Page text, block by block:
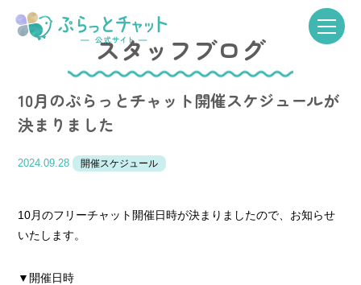
スタッフブログ
10月のぷらっとチャット開催スケジュールが
決まりました
2024.09.28 開催スケジュール
10月のフリーチャット開催日時が決まりましたので、お知らせ
いたします。
▼開催日時